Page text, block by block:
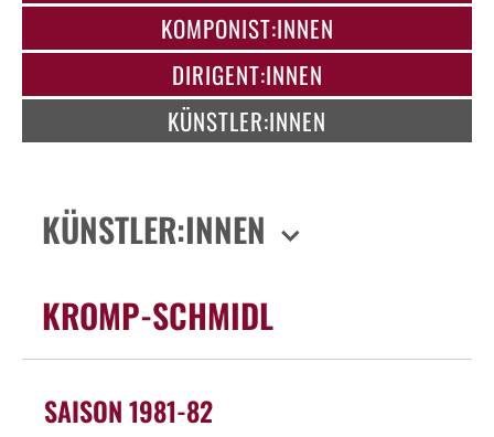
KOMPONIST:INNEN
DIRIGENT:INNEN
KÜNSTLER:INNEN
KÜNSTLER:INNEN
KROMP-SCHMIDL
SAISON 1981-82